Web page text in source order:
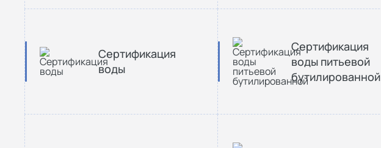
Сертификация
воды
Сертификация
воды питьевой
бутилированной